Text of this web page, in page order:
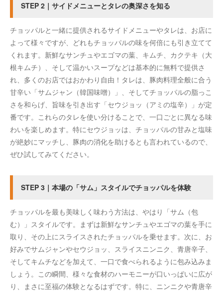
STEP 2｜サイドメニューとタレの奥深さを知る
チョッパルと一緒に提供されるサイドメニューやタレは、お店に
よって様々ですが、どれもチョッパルの味を何倍にも引き立てて
くれます。新鮮なサンチュやエゴマの葉、キムチ、カクテキ（大
根キムチ）、そして温かいスープなどは基本的に無料で提供さ
れ、多くのお店ではおかわり自由！タレは、豚肉料理全般に合う
甘辛い「サムジャン（韓国味噌）」、そしてチョッパルの脂っこ
さを和らげ、旨味を引き出す「セウジョッ（アミの塩辛）」が定
番です。これらのタレを使い分けることで、一口ごとに異なる味
わいを楽しめます。特にセウジョッは、チョッパルの甘みと塩味
が絶妙にマッチし、豚肉の消化を助けるとも言われているので、
ぜひ試してみてください。
STEP 3｜本場の「サム」スタイルでチョッパルを体験
チョッパルを最も美味しく味わう方法は、やはり「サム（包
む）」スタイルです。まずは新鮮なサンチュやエゴマの葉を手に
取り、その上にスライスされたチョッパルを乗せます。次に、お
好みでサムジャンやセウジョッ、スライスニンニク、青唐辛子、
そしてキムチなどを加えて、一口で食べられるように包み込みま
しょう。この瞬間、様々な食材のハーモニーが口いっぱいに広が
り、まさに至福の体験となるはずです。特に、ニンニクや青唐辛